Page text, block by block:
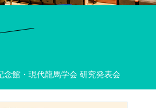
念館・現代龍馬学会 研究発表会